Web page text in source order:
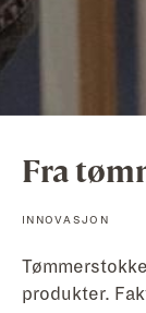
Fra
INNOVASJON
produkter.